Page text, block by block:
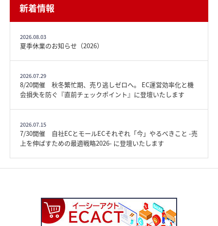
新着情報
2026.08.03
夏季休業のお知らせ（2026）
2026.07.29
8/20開催 秋冬繁忙期、売り逃しゼロへ。 EC運営効率化と機
会損失を防ぐ『直前チェックポイント』に登壇いたします
2026.07.15
7/30開催 自社ECとモールECそれぞれ「今」やるべきこと -売
上を伸ばすための最適戦略2026- に登壇いたします